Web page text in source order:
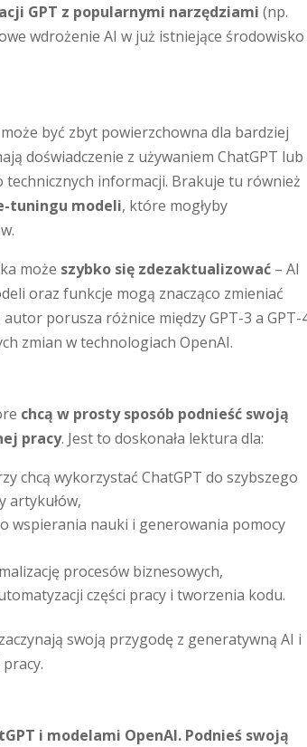
GPT z popularnymi narzędziami (np.
wdrożenie AI w już istniejące środowisko
być zbyt powierzchowna dla bardziej
doświadczenie z używaniem ChatGPT lub
technicznych informacji. Brakuje tu również
tuningu modeli, które mogłyby
może szybko się zdezaktualizować – AI
oraz funkcje mogą znacząco zmieniać
porusza różnice między GPT-3 a GPT-
zmian w technologiach OpenAI.
chcą w prosty sposób podnieść swoją
pracy. Jest to doskonała lektura dla:
chcą wykorzystać ChatGPT do szybszego
artykułów,
wspierania nauki i generowania pomocy
procesów biznesowych,
części pracy i tworzenia kodu.
swoją przygodę z generatywną AI i
i modelami OpenAI. Podnieś swoją